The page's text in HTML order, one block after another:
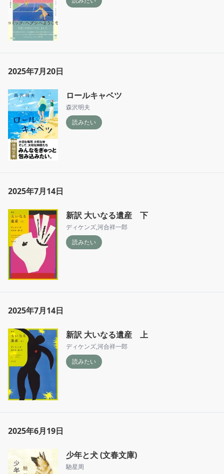
2025年7月20日
ロールキャベツ
森沢明夫
読みたい
2025年7月14日
新訳 大いなる遺産 下
ディケンズ,河合祥一郎
読みたい
2025年7月14日
新訳 大いなる遺産 上
ディケンズ,河合祥一郎
読みたい
2025年6月19日
少年と犬 (文春文庫)
馳星周